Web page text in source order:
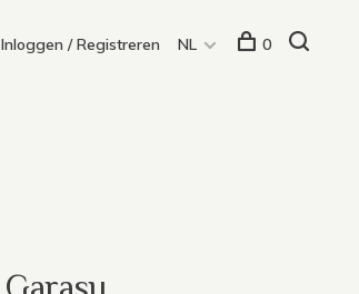
Inloggen / Registreren NL 0